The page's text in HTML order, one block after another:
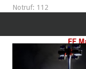
Notruf: 112